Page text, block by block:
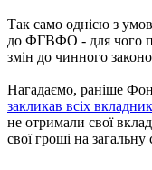
Так само однією з
до ФГВФО - для чого
змін до чинного
Нагадаємо, раніше
закликав всіх
не отримали свої
свої гроші на